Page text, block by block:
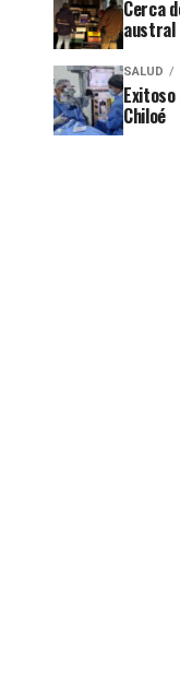
Cerca
austral
SALUD
Chiloé